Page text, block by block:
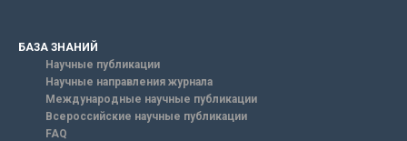
БАЗА ЗНАНИЙ
Научные публикации
Научные направления журнала
Международные научные публикации
Всероссийские научные публикации
FAQ